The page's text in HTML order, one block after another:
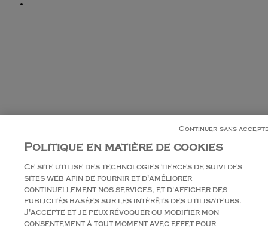
Discuter en direct
Politique en matière de cookies
Ce site utilise des technologies tierces de suivi des
sites web afin de fournir et d'améliorer
continuellement nos services, et d'afficher des
publicités basées sur les intérêts des utilisateurs.
J'accepte et je peux révoquer ou modifier mon
consentement à tout moment avec effet pour
Continuer sans